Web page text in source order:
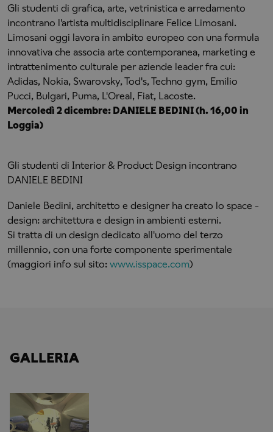
Gli studenti di grafica, arte, vetrinistica e arredamento
incontrano l'artista multidisciplinare Felice Limosani.
Limosani oggi lavora in ambito europeo con una formula
innovativa che associa arte contemporanea, marketing e
intrattenimento culturale per aziende leader fra cui:
Adidas, Nokia, Swarovsky, Tod's, Techno gym, Emilio
Pucci, Bulgari, Puma, L'Oreal, Fiat, Lacoste.
Mercoledì 2 dicembre: DANIELE BEDINI (h. 16,00 in
Loggia)
Gli studenti di Interior & Product Design incontrano
DANIELE BEDINI
Daniele Bedini, architetto e designer ha creato lo space -
design: architettura e design in ambienti esterni.
Si tratta di un design dedicato all'uomo del terzo
millennio, con una forte componente sperimentale
(maggiori info sul sito: www.isspace.com)
GALLERIA